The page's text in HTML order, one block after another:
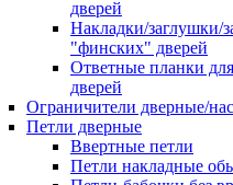
дверей
Накладки/заглушки/
"финских" дверей
Ответные планки
дверей
Ограничители дверные/
Петли дверные
Ввертные петли
Петли накладные